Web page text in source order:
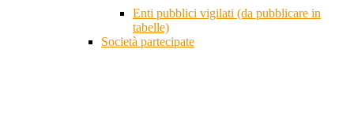
Enti pubblici vigilati (da pubblicare in
tabelle)
Società partecipate